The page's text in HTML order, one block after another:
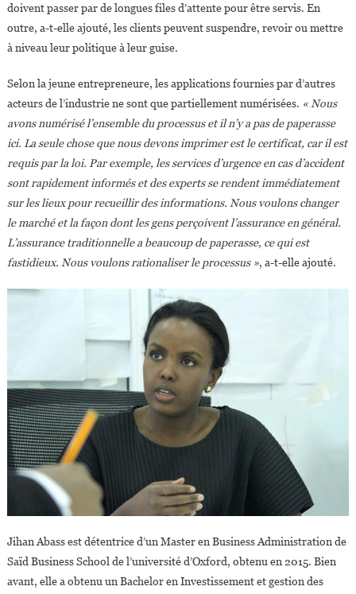
doivent passer par de longues files d’attente pour être servis. En
outre, a-t-elle ajouté, les clients peuvent suspendre, revoir ou mettre
à niveau leur politique à leur guise.
Selon la jeune entrepreneure, les applications fournies par d’autres
acteurs de l’industrie ne sont que partiellement numérisées. « Nous
avons numérisé l’ensemble du processus et il n’y a pas de paperasse
ici. La seule chose que nous devons imprimer est le certificat, car il est
requis par la loi. Par exemple, les services d’urgence en cas d’accident
sont rapidement informés et des experts se rendent immédiatement
sur les lieux pour recueillir des informations. Nous voulons changer
le marché et la façon dont les gens perçoivent l’assurance en général.
L’assurance traditionnelle a beaucoup de paperasse, ce qui est
fastidieux. Nous voulons rationaliser le processus », a-t-elle ajouté.
Jihan Abass est détentrice d’un Master en Business Administration de
Saïd Business School de l’université d’Oxford, obtenu en 2015. Bien
avant, elle a obtenu un Bachelor en Investissement et gestion des